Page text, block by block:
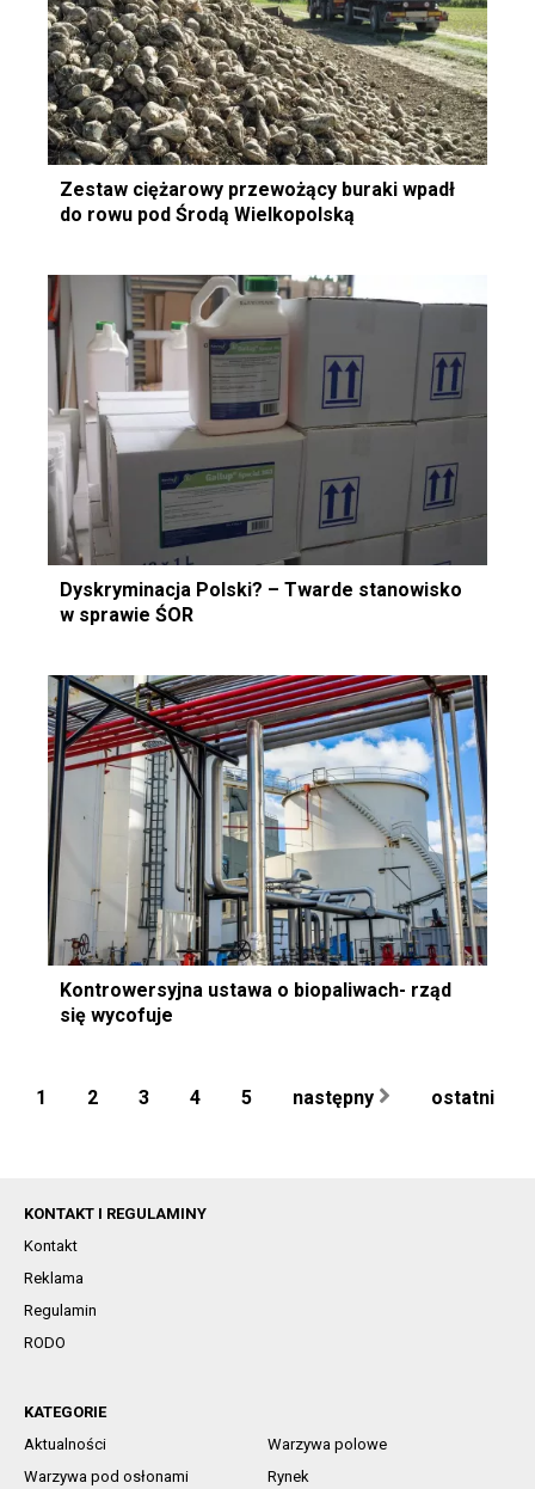
Zestaw ciężarowy przewożący buraki wpadł
do rowu pod Środą Wielkopolską
Dyskryminacja Polski? – Twarde stanowisko
w sprawie ŚOR
Kontrowersyjna ustawa o biopaliwach- rząd
się wycofuje
1 2 3 4 5 następny ostatni
KONTAKT I REGULAMINY
Kontakt
Reklama
Regulamin
RODO
KATEGORIE
Aktualności
Warzywa polowe
Warzywa pod osłonami
Rynek